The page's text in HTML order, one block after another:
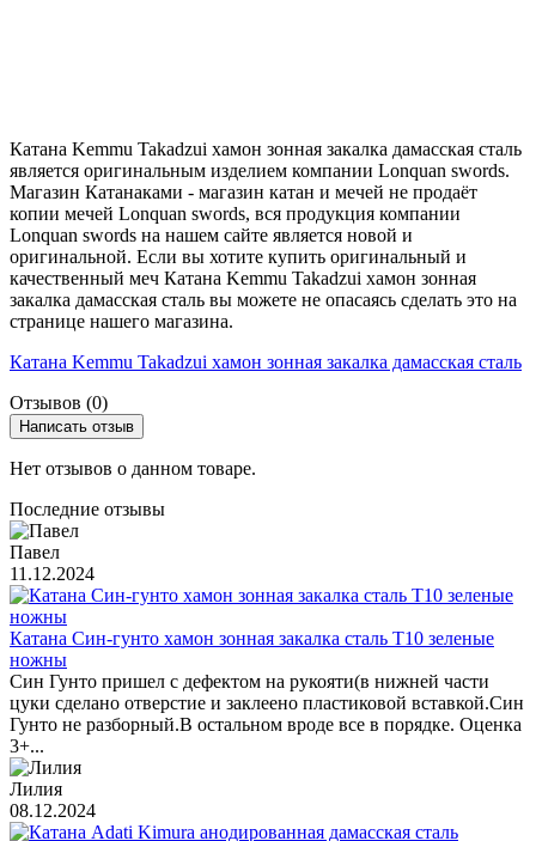
Катана Kemmu Takadzui хамон зонная закалка дамасская сталь
является оригинальным изделием компании Lonquan swords.
Магазин Катанаками - магазин катан и мечей не продаёт
копии мечей Lonquan swords, вся продукция компании
Lonquan swords на нашем сайте является новой и
оригинальной. Если вы хотите купить оригинальный и
качественный меч Катана Kemmu Takadzui хамон зонная
закалка дамасская сталь вы можете не опасаясь сделать это на
странице нашего магазина.
Катана Kemmu Takadzui хамон зонная закалка дамасская сталь
Отзывов (0)
Написать отзыв
Нет отзывов о данном товаре.
Последние отзывы
Павел
11.12.2024
Катана Син-гунто хамон зонная закалка сталь T10 зеленые
ножны
Син Гунто пришел с дефектом на рукояти(в нижней части
цуки сделано отверстие и заклеено пластиковой вставкой.Син
Гунто не разборный.В остальном вроде все в порядке. Оценка
3+...
Лилия
08.12.2024